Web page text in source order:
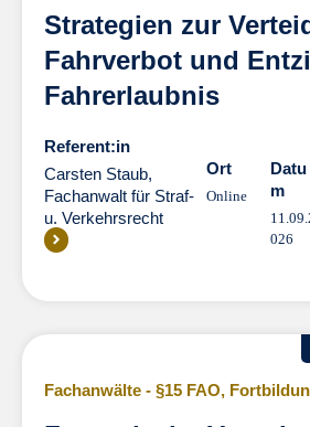
Strategien zur
Fahrverbot und
Fahrerlaubnis
Referent:in
Carsten Staub,
Fachanwalt für Straf-
u. Verkehrsrecht
Ort
Online
Datu
m
026
Fachanwälte - §15 FAO,